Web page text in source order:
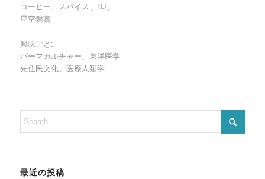
コーヒー、スパイス、DJ、
星空鑑賞
興味ごと:
パーマカルチャー、東洋医学
先住民文化、医療人類学
最近の投稿